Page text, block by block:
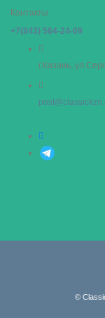
Контакты
+7(843) 564-24-09
г.Казань,
©